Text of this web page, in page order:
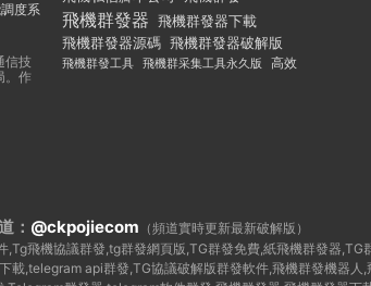
度系
信技
。作
飛機群發器 飛機群發器下載
飛機群發器源碼 飛機群發器破解版
飛機群發工具 飛機群采集工具永久版 高效
： @ckpojiecom （頻道實時更新最新破解版）
飛機協議群發,tg群發網頁版,TG群發免費,紙飛機群發器,TG
,telegram api群發,TG協議破解版群發軟件,飛機群發機器人